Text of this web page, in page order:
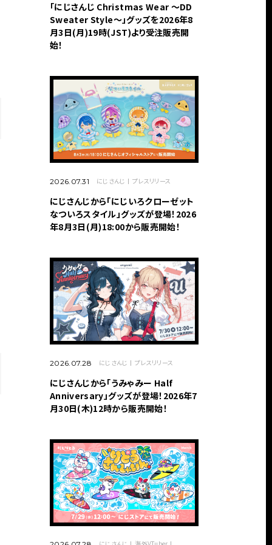
「にじさんじ Christmas Wear 〜DD
Sweater Style〜」グッズを2026年8
月3日(月)19時(JST)より受注販売開
始！
2026.07.31 にじさんじ プレスリリース
にじさんじから「にじいろクローゼット
なついろスタイル」グッズが登場！2026
年8月3日(月)18:00から販売開始！
2026.07.28 にじさんじ プレスリリース
にじさんじから「うみゃみー Half
Anniversary」グッズが登場！2026年7
月30日(木)12時から販売開始！